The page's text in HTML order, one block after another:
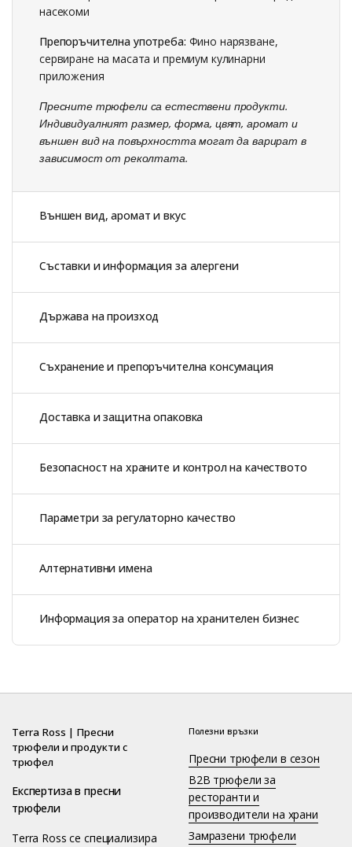
насекоми
Препоръчителна употреба: Фино нарязване,
сервиране на масата и премиум кулинарни
приложения
Пресните трюфели са естествени продукти.
Индивидуалният размер, форма, цвят, аромат и
външен вид на повърхността могат да варират в
зависимост от реколтата.
Външен вид, аромат и вкус
Съставки и информация за алергени
Държава на произход
Съхранение и препоръчителна консумация
Доставка и защитна опаковка
Безопасност на храните и контрол на качеството
Параметри за регулаторно качество
Алтернативни имена
Информация за оператор на хранителен бизнес
Terra Ross | Пресни
трюфели и продукти с
трюфел
Експертиза в пресни
трюфели
Terra Ross се специализира
Полезни връзки
Пресни трюфели в сезон
B2B трюфели за
ресторанти и
производители на храни
Замразени трюфели